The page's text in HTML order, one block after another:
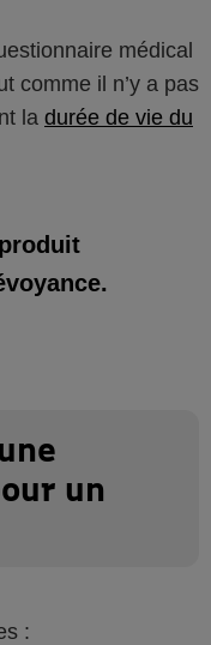
médical
comme il n’y a pas
la durée de vie du
un
: